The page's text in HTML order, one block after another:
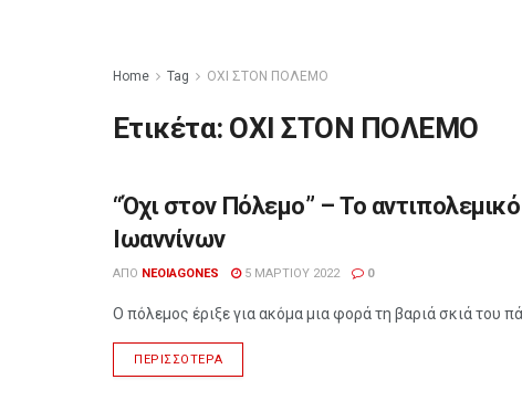
Home Tag ΟΧΙ ΣΤΟΝ ΠΟΛΕΜΟ
Ετικέτα: ΟΧΙ ΣΤΟΝ ΠΟΛΕΜΟ
ΔΙΆΦΟΡΑ
“Όχι στον Πόλεμο” – Το
Ιωαννίνων
ΑΠΌ NEOIAGONES 5 ΜΑΡΤΊΟΥ 2022 0
Ο πόλεμος έριξε για ακόμα μια φορά τη βαριά σκιά του
ΠΕΡΙΣΣΌΤΕΡΑ